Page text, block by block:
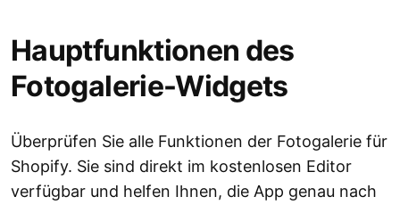
Hauptfunktionen des
Fotogalerie-Widgets
Überprüfen Sie alle Funktionen der Fotogalerie für
Shopify. Sie sind direkt im kostenlosen Editor
verfügbar und helfen Ihnen, die App genau nach